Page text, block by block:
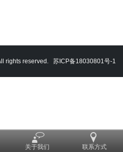
rights reserved. 苏ICP备18030801号-1
关于我们 联系方式